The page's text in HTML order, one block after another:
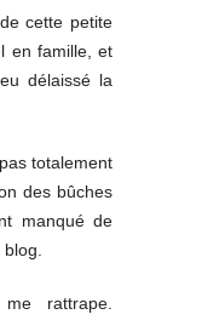
cette petite
en famille, et
délaissé la
totalement
des bûches
manqué de
rattrape.